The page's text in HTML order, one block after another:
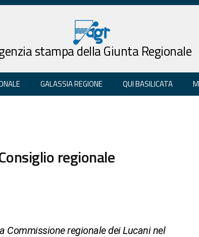
stampa della Giunta Regionale
GALASSIA REGIONE QUI BASILICATA
regionale
Commissione regionale dei Lucani nel